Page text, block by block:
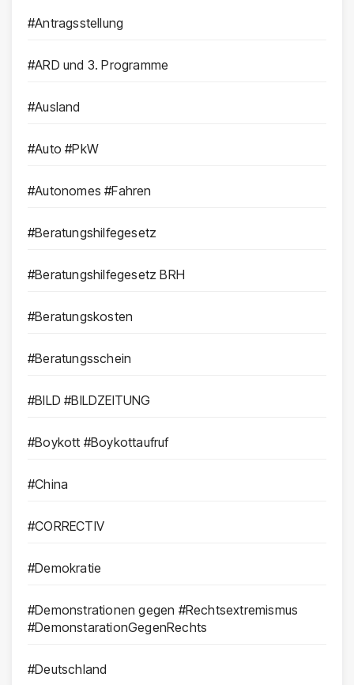
#Antragsstellung
#ARD und 3. Programme
#Ausland
#Auto #PkW
#Autonomes #Fahren
#Beratungshilfegesetz
#Beratungshilfegesetz BRH
#Beratungskosten
#Beratungsschein
#BILD #BILDZEITUNG
#Boykott #Boykottaufruf
#China
#CORRECTIV
#Demokratie
#Demonstrationen gegen #Rechtsextremismus
#DemonstarationGegenRechts
#Deutschland